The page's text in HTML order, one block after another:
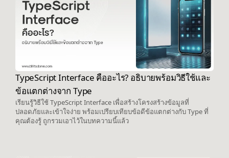
TypeScript Interface คืออะไร? อธิบายพร้อมวิธีใช้และ
ข้อแตกต่างจาก Type
เรียนรู้วิธีใช้ TypeScript Interface เพื่อสร้างโครงสร้างข้อมูลที่
ปลอดภัยและเข้าใจง่าย พร้อมเปรียบเทียบข้อดีข้อแตกต่างกับ Type ที่
คุณต้องรู้ ถูกรวมเอาไว้ในบทความนี้แล้ว